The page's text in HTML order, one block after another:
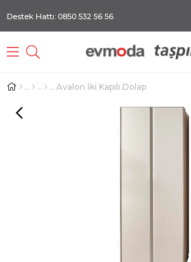
Destek Hattı: 0850 532 56 56
Avalon İki Kapılı Dolap